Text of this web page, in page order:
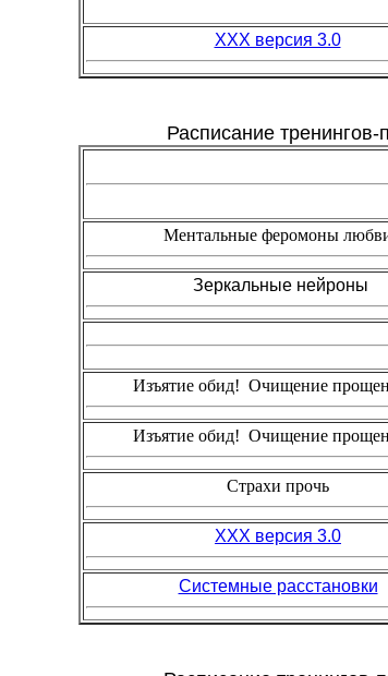
ХХХ версия 3.0
Расписание
Ментальные феромоны
Зеркальные нейроны
Изъятие обид! Очищение
Изъятие обид! Очищение
Страхи прочь
ХХХ версия 3.0
Системные расстановки